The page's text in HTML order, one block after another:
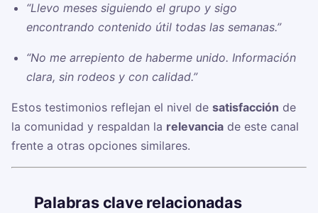
“Llevo meses siguiendo el grupo y sigo
encontrando contenido útil todas las semanas.”
“No me arrepiento de haberme unido. Información
clara, sin rodeos y con calidad.”
Estos testimonios reflejan el nivel de satisfacción de
la comunidad y respaldan la relevancia de este canal
frente a otras opciones similares.
Palabras clave relacionadas